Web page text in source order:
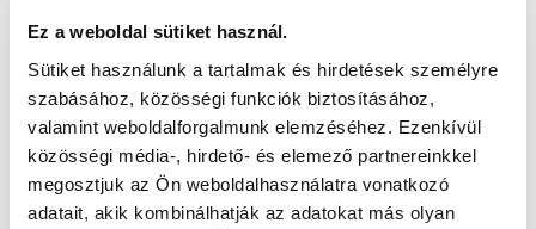
Ez a weboldal sütiket használ.
Sütiket használunk a tartalmak és hirdetések személyre
szabásához, közösségi funkciók biztosításához,
valamint weboldalforgalmunk elemzéséhez. Ezenkívül
közösségi média-, hirdető- és elemező partnereinkkel
megosztjuk az Ön weboldalhasználatra vonatkozó
adatait, akik kombinálhatják az adatokat más olyan
KÖVETKEZŐ MÉRKŐZÉS